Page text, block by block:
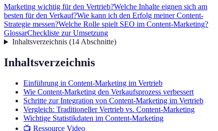
Marketing wichtig für den Vertrieb?Welche Inhalte eignen sich am
besten für den Verkauf?Wie kann ich den Erfolg meiner Content-
Strategie messen?Welche Rolle spielt SEO im Content-Marketing?
GlossarCheckliste zur Umsetzung
Inhaltsverzeichnis(14Abschnitte)
Inhaltsverzeichnis
Einführung in Content-Marketing im Vertrieb
Wie Content-Marketing den Verkaufsprozess verbessert
Schritte zur Integration von Content-Marketing im Vertrieb
Vergleich: Traditioneller Vertrieb vs. Content-Marketing
Wichtige Statistikdaten im Content-Marketing
📺 Ressource Video